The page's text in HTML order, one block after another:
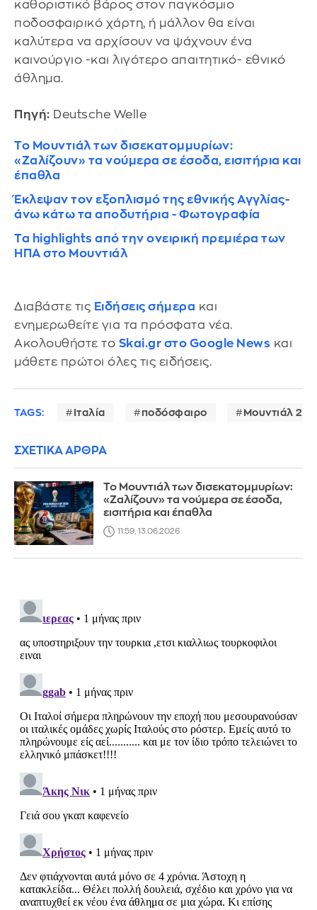
καθοριστικό βάρος στον παγκόσμιο
ποδοσφαιρικό χάρτη, ή μάλλον θα είναι
καλύτερα να αρχίσουν να ψάχνουν ένα
καινούργιο -και λιγότερο απαιτητικό- εθνικό
άθλημα.
Πηγή: Deutsche Welle
Το Μουντιάλ των δισεκατομμυρίων:
«Ζαλίζουν» τα νούμερα σε έσοδα, εισιτήρια και
έπαθλα
Έκλεψαν τον εξοπλισμό της εθνικής Αγγλίας-
άνω κάτω τα αποδυτήρια - Φωτογραφία
Τα highlights από την ονειρική πρεμιέρα των
ΗΠΑ στο Μουντιάλ
Διαβάστε τις Ειδήσεις σήμερα και
ενημερωθείτε για τα πρόσφατα νέα.
Ακολουθήστε το Skai.gr στο Google News και
μάθετε πρώτοι όλες τις ειδήσεις.
TAGS: Ιταλία ποδόσφαιρο Μουντιάλ
ΣΧΕΤΙΚΑ ΑΡΘΡΑ
Το Μουντιάλ των δισεκατομμυρίων:
«Ζαλίζουν» τα νούμερα σε έσοδα,
εισιτήρια και έπαθλα
11:59, 13.06.2026